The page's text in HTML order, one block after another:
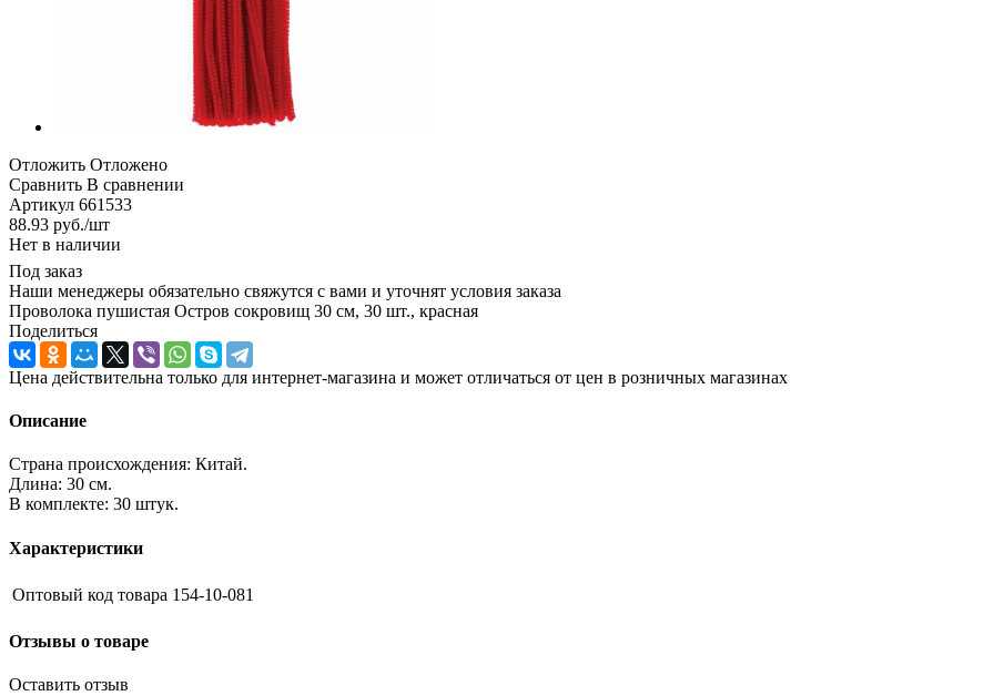
Отложить Отложено
Сравнить В сравнении
Артикул 661533
88.93 руб./шт
Нет в наличии
Под заказ
Наши менеджеры обязательно свяжутся с вами и уточнят условия заказа
Проволока пушистая Остров сокровищ 30 см, 30 шт., красная
Поделиться
Цена действительна только для интернет-магазина и может отличаться от цен в розничных магазинах
Описание
Страна происхождения: Китай.
Длина: 30 см.
В комплекте: 30 штук.
Характеристики
Оптовый код товара 154-10-081
Отзывы о товаре
Оставить отзыв